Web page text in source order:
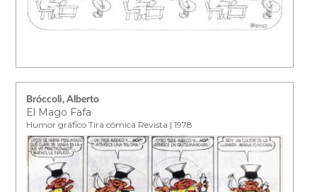
Bróccoli, Alberto
El Mago Fafa
Humor gráfico Tira cómica Revista | 1978